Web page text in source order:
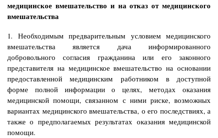
медицинское вмешательство и на отказ от медицинского
вмешательства
1. Необходимым предварительным условием медицинского
вмешательства является дача информированного
добровольного согласия гражданина или его законного
представителя на медицинское вмешательство на основании
предоставленной медицинским работником в доступной
форме полной информации о целях, методах оказания
медицинской помощи, связанном с ними риске, возможных
вариантах медицинского вмешательства, о его последствиях, а
также о предполагаемых результатах оказания медицинской
помощи.